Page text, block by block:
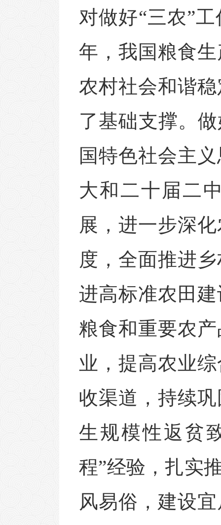
对做好“三农”
年，我国粮食
农村社会和谐
了基础支撑。
国特色社会主
大和二十届二
展，进一步深
度，全面推进
进高标准农田
粮食和重要农
业，提高农业
收渠道，持续
生规模性返贫
程”经验，扎实
风易俗，建设